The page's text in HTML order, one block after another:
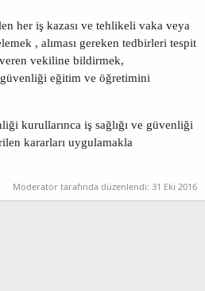
her iş kazası ve tehlikeli vaka veya
, alıması gereken tedbirleri tespit
vekiline bildirmek,
güvenliği eğitim ve öğretimini
kurullarınca iş sağlığı ve güvenliği
kararları uygulamakla
Moderatör tarafında düzenlendi: 31 Eki 2016